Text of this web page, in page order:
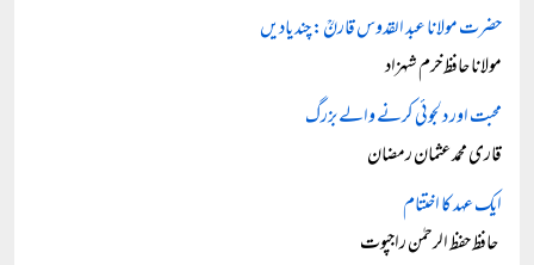
حضرت مولانا عبد القدوس قارنؒ: چند یادیں
مولانا حافظ خرم شہزاد
محبت اور دلجوئی کرنے والے بزرگ
قاری محمد عثمان رمضان
ایک عہد کا اختتام
حافظ حفظ الرحمٰن راجپوت